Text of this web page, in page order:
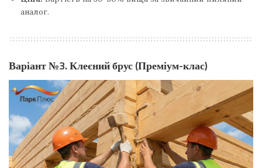
аналог.
Варіант №3. Клеєний брус (Преміум-клас)